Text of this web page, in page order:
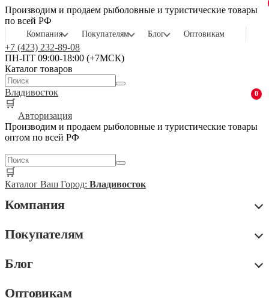
Производим и продаем рыболовные и туристические товары
по всей РФ
Компания Покупателям Блог Оптовикам
+7 (423) 232-89-08
ПН-ПТ 09:00-18:00 (+7МСК)
Каталог товаров
Владивосток
🛒
0
Авторизация
Производим и продаем рыболовные и туристические товары
оптом по всей РФ
🛒
Каталог Ваш Город: Владивосток
Компания
Покупателям
Блог
Оптовикам